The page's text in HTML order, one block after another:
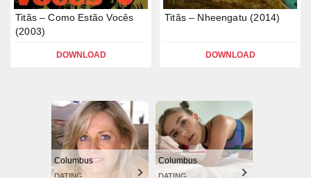
Titãs – Como Estão Vocês
(2003)
DOWNLOAD
Titãs – Nheengatu (2014)
DOWNLOAD
Columbus
DATING
Columbus
DATING